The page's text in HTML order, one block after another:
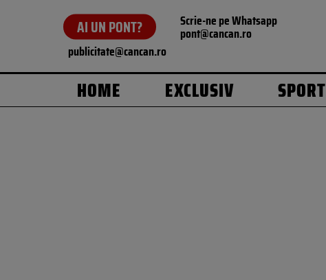
AI UN PONT? Scrie-ne pe Whatsapp
pont@cancan.ro
publicitate@cancan.ro
HOME EXCLUSIV SPORT